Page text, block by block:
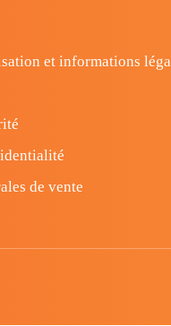
et informations
de vente